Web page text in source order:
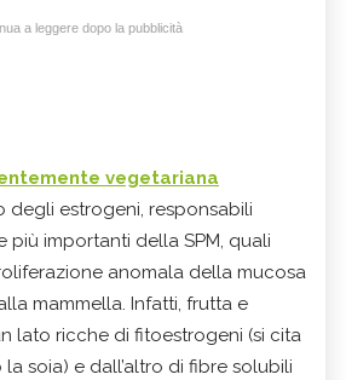
a leggere dopo la pubblicità
vegetariana
degli estrogeni, responsabili
importanti della SPM, quali
anomala della mucosa
mammella. Infatti, frutta e
lato ricche di fitoestrogeni (si cita
soia) e dall’altro di fibre solubili